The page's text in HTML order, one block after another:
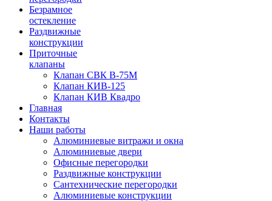
Безрамное
остекление
Раздвижные
конструкции
Приточные
клапаны
Клапан СВК В-75М
Клапан КИВ-125
Клапан КИВ Квадро
Главная
Контакты
Наши работы
Алюминиевые витражи и окна
Алюминиевые двери
Офисные перегородки
Раздвижные конструкции
Сантехнические перегородки
Алюминиевые конструкции